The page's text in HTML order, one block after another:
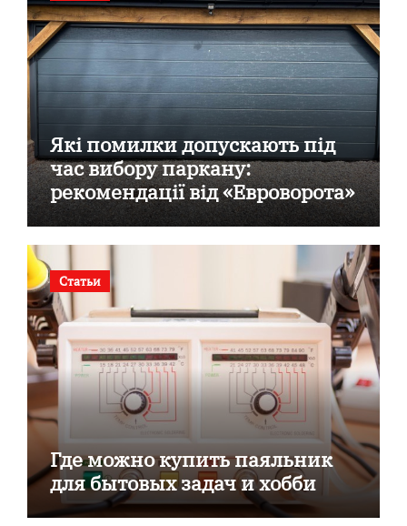
Які помилки допускають під
час вибору паркану:
рекомендації від «Евроворота»
Статьи
Где можно купить паяльник
для бытовых задач и хобби